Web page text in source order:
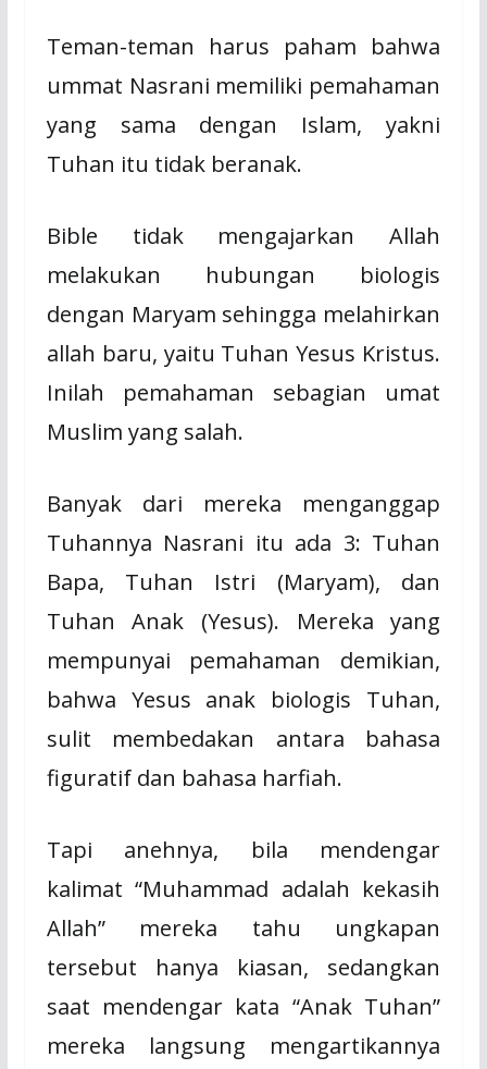
Teman-teman harus paham bahwa
ummat Nasrani memiliki pemahaman
yang sama dengan Islam, yakni
Tuhan itu tidak beranak.
Bible tidak mengajarkan Allah
melakukan hubungan biologis
dengan Maryam sehingga melahirkan
allah baru, yaitu Tuhan Yesus Kristus.
Inilah pemahaman sebagian umat
Muslim yang salah.
Banyak dari mereka menganggap
Tuhannya Nasrani itu ada 3: Tuhan
Bapa, Tuhan Istri (Maryam), dan
Tuhan Anak (Yesus). Mereka yang
mempunyai pemahaman demikian,
bahwa Yesus anak biologis Tuhan,
sulit membedakan antara bahasa
figuratif dan bahasa harfiah.
Tapi anehnya, bila mendengar
kalimat “Muhammad adalah kekasih
Allah” mereka tahu ungkapan
tersebut hanya kiasan, sedangkan
saat mendengar kata “Anak Tuhan”
mereka langsung mengartikannya